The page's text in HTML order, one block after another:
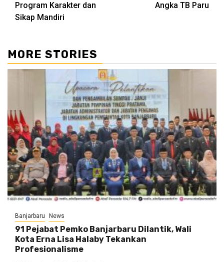
Program Karakter dan
Sikap Mandiri
Angka TB Paru
MORE STORIES
Banjarbaru News
91 Pejabat Pemko Banjarbaru Dilantik, Wali
Kota Erna Lisa Halaby Tekankan
Profesionalisme